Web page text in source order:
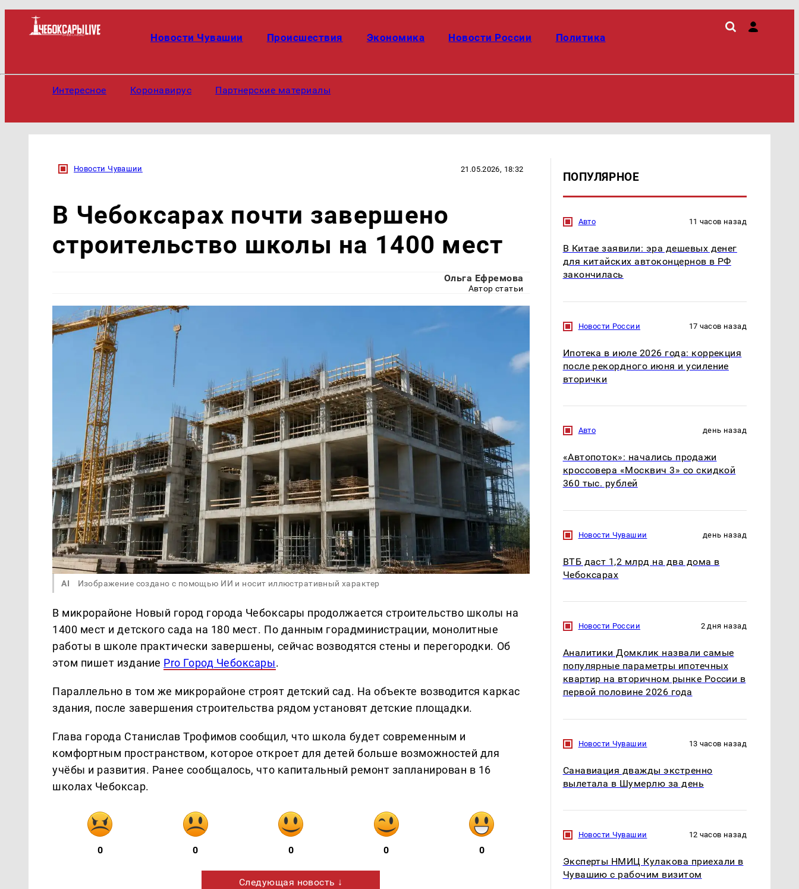
Новости Чувашии Происшествия Экономика Новости России Политика
Интересное Коронавирус Партнерские материалы
Новости Чувашии 21.05.2026, 18:32
В Чебоксарах почти завершено
строительство школы на 1400 мест
Ольга Ефремова
Автор статьи
AI Изображение создано с помощью ИИ и носит иллюстративный характер
В микрорайоне Новый город города Чебоксары продолжается строительство школы на
1400 мест и детского сада на 180 мест. По данным горадминистрации, монолитные
работы в школе практически завершены, сейчас возводятся стены и перегородки. Об
этом пишет издание Pro Город Чебоксары.
Параллельно в том же микрорайоне строят детский сад. На объекте возводится каркас
здания, после завершения строительства рядом установят детские площадки.
Глава города Станислав Трофимов сообщил, что школа будет современным и
комфортным пространством, которое откроет для детей больше возможностей для
учёбы и развития. Ранее сообщалось, что капитальный ремонт запланирован в 16
школах Чебоксар.
0 0 0 0 0
Следующая новость ↓
ПОПУЛЯРНОЕ
Авто 11 часов назад
В Китае заявили: эра дешевых денег
для китайских автоконцернов в РФ
закончилась
Новости России 17 часов назад
Ипотека в июле 2026 года: коррекция
после рекордного июня и усиление
вторички
Авто день назад
«Автопоток»: начались продажи
кроссовера «Москвич 3» со скидкой
360 тыс. рублей
Новости Чувашии день назад
ВТБ даст 1,2 млрд на два дома в
Чебоксарах
Новости России 2 дня назад
Аналитики Домклик назвали самые
популярные параметры ипотечных
квартир на вторичном рынке России в
первой половине 2026 года
Новости Чувашии 13 часов назад
Санавиация дважды экстренно
вылетала в Шумерлю за день
Новости Чувашии 12 часов назад
Эксперты НМИЦ Кулакова приехали в
Чувашию с рабочим визитом